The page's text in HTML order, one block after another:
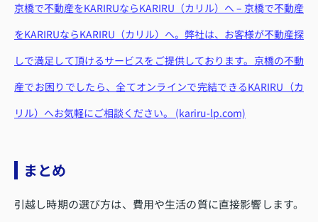
京橋で不動産をKARIRUならKARIRU（カリル）へ – 京橋で不動産
をKARIRUならKARIRU（カリル）へ。弊社は、お客様が不動産探
しで満足して頂けるサービスをご提供しております。京橋の不動
産でお困りでしたら、全てオンラインで完結できるKARIRU（カ
リル）へお気軽にご相談ください。 (kariru-lp.com)
まとめ
引越し時期の選び方は、費用や生活の質に直接影響します。